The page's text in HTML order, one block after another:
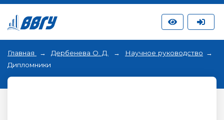
Главная Дербенева О. Д.
Научное руководство
Дипломники